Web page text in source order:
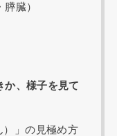
臓）
か、様子を見て
）」の見極め方